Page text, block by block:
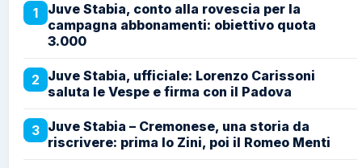
1
Juve Stabia, conto alla rovescia per la
campagna abbonamenti: obiettivo quota
3.000
2 Juve Stabia, ufficiale: Lorenzo Carissoni
saluta le Vespe e firma con il Padova
3 Juve Stabia – Cremonese, una storia da
riscrivere: prima lo Zini, poi il Romeo Menti